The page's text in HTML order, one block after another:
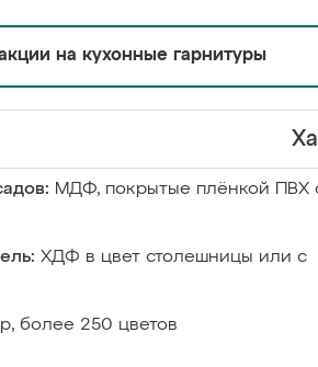
на кухонные гарнитуры
МДФ, покрытые плёнкой ПВХ
ХДФ в цвет столешницы или с
более 250 цветов